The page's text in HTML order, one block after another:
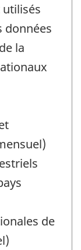
données
la
de